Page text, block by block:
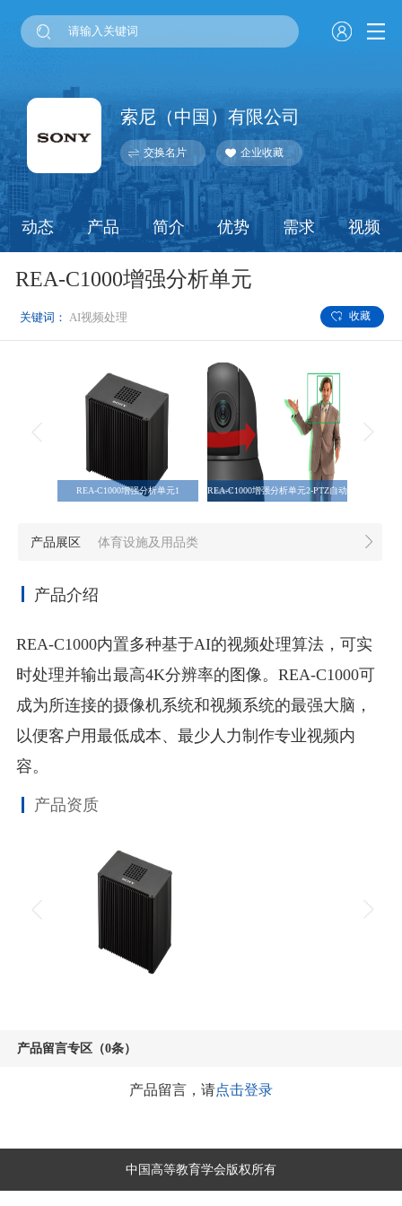
索尼（中国）有限公司
交换名片 企业收藏
动态 产品 简介 优势 需求 视频
REA-C1000增强分析单元
关键词： AI视频处理 收藏
REA-C1000增强分析单元1 REA-C1000增强分析单元2-PTZ自动
产品展区 体育设施及用品类
产品介绍
REA-C1000内置多种基于AI的视频处理算法，可实
时处理并输出最高4K分辨率的图像。REA-C1000可
成为所连接的摄像机系统和视频系统的最强大脑，
以便客户用最低成本、最少人力制作专业视频内
容。
产品资质
产品留言专区（0条）
产品留言，请点击登录
中国高等教育学会版权所有